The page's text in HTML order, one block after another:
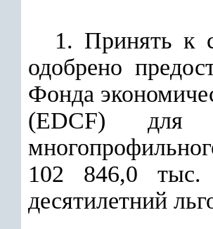
1. Принять к
одобрено
Фонда
(EDCF) для
102 846,0
десятилетний